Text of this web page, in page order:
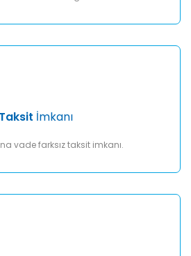
Taksit İmkanı
vade farksız taksit imkanı.